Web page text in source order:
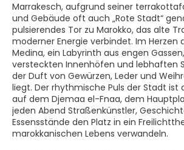
Marrakesch, aufgrund seiner
und Gebäude oft auch „Rote Stadt“
pulsierendes Tor zu Marokko, das alte
moderner Energie verbindet. Im Herzen
Medina, ein Labyrinth aus engen
versteckten Innenhöfen und lebhaften
der Duft von Gewürzen, Leder und
liegt. Der rhythmische Puls der Stadt
auf dem Djemaa el-Fnaa, dem
jeden Abend Straßenkünstler,
Essensstände den Platz in ein
marokkanischen Lebens verwandeln.